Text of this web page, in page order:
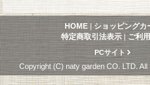
HOME | ショッピングカ
特定商取引法表示 | ご利
PCサイト
Copyright (C) naty garden CO. LTD.